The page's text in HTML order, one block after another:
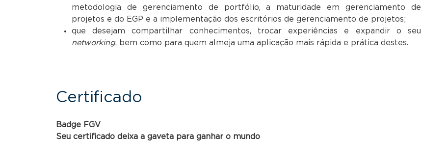
metodologia de gerenciamento de portfólio, a maturidade em gerenciamento de
projetos e do EGP e a implementação dos escritórios de gerenciamento de projetos;
que desejam compartilhar conhecimentos, trocar experiências e expandir o seu
networking, bem como para quem almeja uma aplicação mais rápida e prática destes.
Certificado
Badge FGV
Seu certificado deixa a gaveta para ganhar o mundo